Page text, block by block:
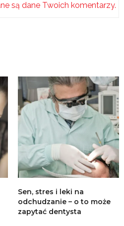
są dane Twoich komentarzy.
Sen, stres i leki na
odchudzanie – o to może
zapytać dentysta